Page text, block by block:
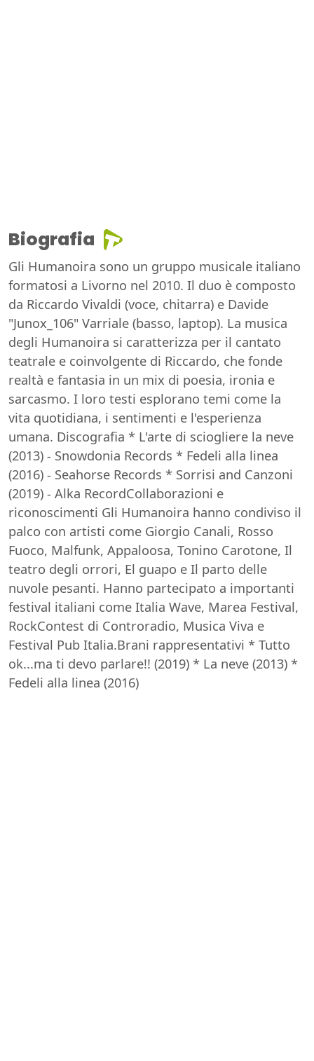
Biografia
Gli Humanoira sono un gruppo musicale italiano
formatosi a Livorno nel 2010. Il duo è composto
da Riccardo Vivaldi (voce, chitarra) e Davide
"Junox_106" Varriale (basso, laptop). La musica
degli Humanoira si caratterizza per il cantato
teatrale e coinvolgente di Riccardo, che fonde
realtà e fantasia in un mix di poesia, ironia e
sarcasmo. I loro testi esplorano temi come la
vita quotidiana, i sentimenti e l'esperienza
umana. Discografia * L'arte di sciogliere la neve
(2013) - Snowdonia Records * Fedeli alla linea
(2016) - Seahorse Records * Sorrisi and Canzoni
(2019) - Alka RecordCollaborazioni e
riconoscimenti Gli Humanoira hanno condiviso il
palco con artisti come Giorgio Canali, Rosso
Fuoco, Malfunk, Appaloosa, Tonino Carotone, Il
teatro degli orrori, El guapo e Il parto delle
nuvole pesanti. Hanno partecipato a importanti
festival italiani come Italia Wave, Marea Festival,
RockContest di Controradio, Musica Viva e
Festival Pub Italia.Brani rappresentativi * Tutto
ok...ma ti devo parlare!! (2019) * La neve (2013) *
Fedeli alla linea (2016)